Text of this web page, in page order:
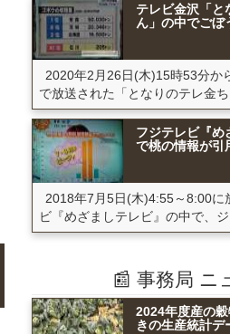
テレビ金沢「と
ん」の中でごぼ
2020年2月26日(木)15時53分か
で放送された「となりのテレ金ち
フジテレビ『め
で桃の情報が引
2018年7月5日(木)4:55～8:00に
ビ『めざましテレビ』の中で、ジ
📰 事務局 ニ
2024年度産の
きの生産統計デ